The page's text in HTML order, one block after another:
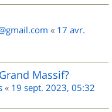
« 17 avr.
Massif?
« 19 sept. 2023, 05:32